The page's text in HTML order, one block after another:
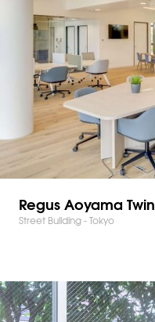
Regus Aoyama Twin
Street Building - Tokyo